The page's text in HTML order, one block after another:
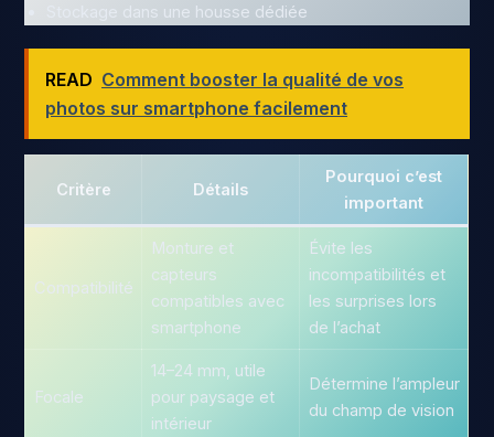
Stockage dans une housse dédiée
READ Comment booster la qualité de vos
photos sur smartphone facilement
Critère Détails
Pourquoi c’est
important
Compatibilité
Monture et
capteurs
compatibles avec
smartphone
Évite les
incompatibilités et
les surprises lors
de l’achat
Focale
14–24 mm, utile
pour paysage et
intérieur
Détermine l’ampleur
du champ de vision